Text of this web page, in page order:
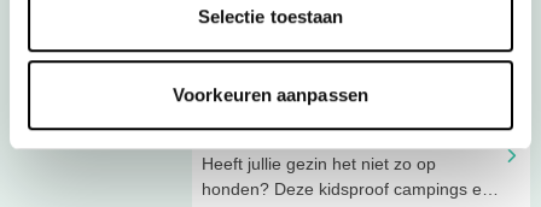
Selectie toestaan
Voorkeuren aanpassen
Een camping aan zee doet iets met je.
Instant vakantiegevoel! Met de Ardoer
je altijd goed voor een ontspannen én
door.
vakantieparken voor gezinnen
Heeft jullie gezin het niet zo op
honden? Deze kidsproof campings en